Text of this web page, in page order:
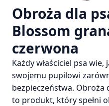
Obroża dla
Blossom
czerwona
Każdy właściciel psa
swojemu pupilowi
bezpieczeństwa. Obroża
to produkt, który spełni